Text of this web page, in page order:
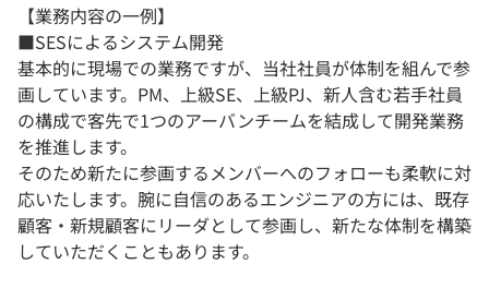
【業務内容の一例】
■SESによるシステム開発
基本的に現場での業務ですが、当社社員が体制を組んで参
画しています。PM、上級SE、上級PJ、新人含む若手社員
の構成で客先で1つのアーバンチームを結成して開発業務
を推進します。
そのため新たに参画するメンバーへのフォローも柔軟に対
応いたします。腕に自信のあるエンジニアの方には、既存
顧客・新規顧客にリーダとして参画し、新たな体制を構築
していただくこともあります。